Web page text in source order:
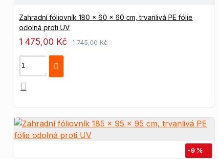
Zahradní fóliovník 180 x 60 x 60 cm, trvanlivá PE fólie
odolná proti UV
1 475,00 Kč 1 745,00 Kč
-9 %